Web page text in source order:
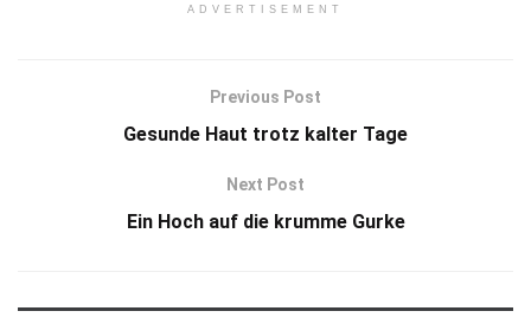
ADVERTISEMENT
Previous Post
Gesunde Haut trotz kalter Tage
Next Post
Ein Hoch auf die krumme Gurke